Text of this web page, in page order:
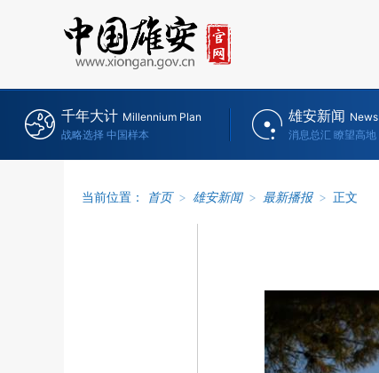
千年大计 Millennium Plan
战略选择 中国样本
雄安新闻 News
消息总汇 瞭望高地
当前位置： 首页 > 雄安新闻 > 最新播报 > 正文